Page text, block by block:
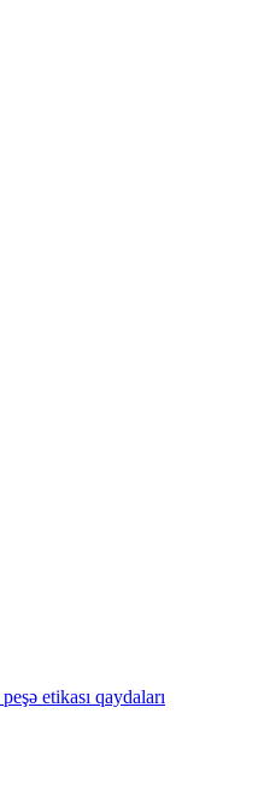
etikası qaydaları